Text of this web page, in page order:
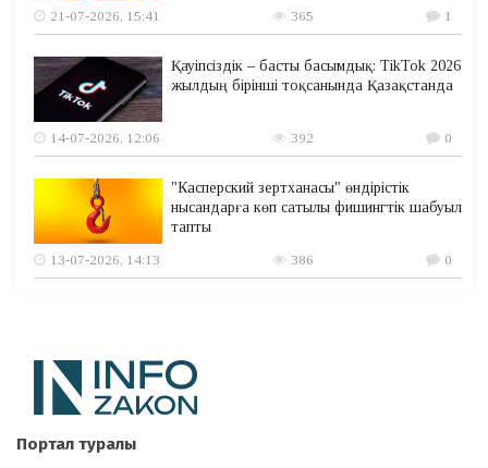
21-07-2026, 15:41 365 1
Қауіпсіздік – басты басымдық: TikTok 2026
жылдың бірінші тоқсанында Қазақстанда
14-07-2026, 12:06 392 0
"Касперский зертханасы" өндірістік
нысандарға көп сатылы фишингтік шабуыл
тапты
13-07-2026, 14:13
386 0
Портал туралы